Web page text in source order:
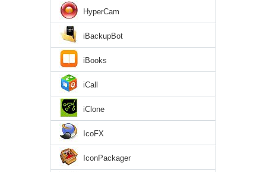
HyperCam
iBackupBot
iBooks
iCall
iClone
IcoFX
IconPackager